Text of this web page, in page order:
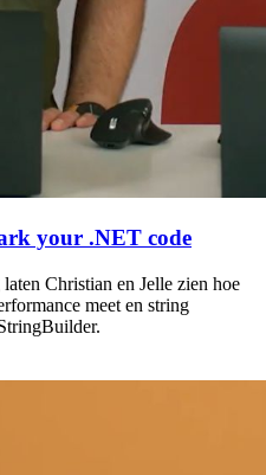
your .NET code
Christian en Jelle zien hoe
meet en string